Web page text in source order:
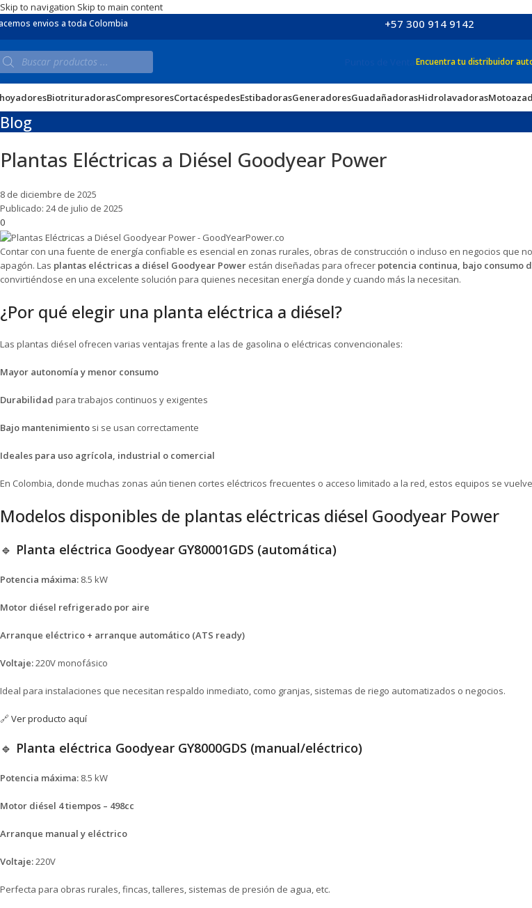
Skip to navigation Skip to main content
envios a toda Colombia +57 300 914 9142
Encuentra tu distribuidor
BiotrituradorasCompresoresCortacéspedesEstibadorasGeneradoresGuadañadorasHidrolavadoras
Blog
Plantas Eléctricas a Diésel Goodyear Power
8 de diciembre de 2025
Publicado: 24 de julio de 2025
0
Contar con una fuente de energía confiable es esencial en zonas rurales, obras de construcción o incluso en negocios que
apagón. Las plantas eléctricas a diésel Goodyear Power están diseñadas para ofrecer potencia continua, bajo consumo
convirtiéndose en una excelente solución para quienes necesitan energía donde y cuando más la necesitan.
¿Por qué elegir una planta eléctrica a diésel?
Las plantas diésel ofrecen varias ventajas frente a las de gasolina o eléctricas convencionales:
Mayor autonomía y menor consumo
Durabilidad para trabajos continuos y exigentes
Bajo mantenimiento si se usan correctamente
Ideales para uso agrícola, industrial o comercial
En Colombia, donde muchas zonas aún tienen cortes eléctricos frecuentes o acceso limitado a la red, estos equipos se
Modelos disponibles de plantas eléctricas diésel Goodyear Power
🔹 Planta eléctrica Goodyear GY80001GDS (automática)
Potencia máxima: 8.5 kW
Motor diésel refrigerado por aire
Arranque eléctrico + arranque automático (ATS ready)
Voltaje:220V monofásico
Ideal para instalaciones que necesitan respaldo inmediato, como granjas, sistemas de riego automatizados o negocios.
🔗Ver producto aquí
🔹 Planta eléctrica Goodyear GY8000GDS (manual/eléctrico)
Potencia máxima: 8.5 kW
Motor diésel 4 tiempos – 498cc
Arranque manual y eléctrico
Voltaje:220V
Perfecta para obras rurales, fincas, talleres, sistemas de presión de agua, etc.